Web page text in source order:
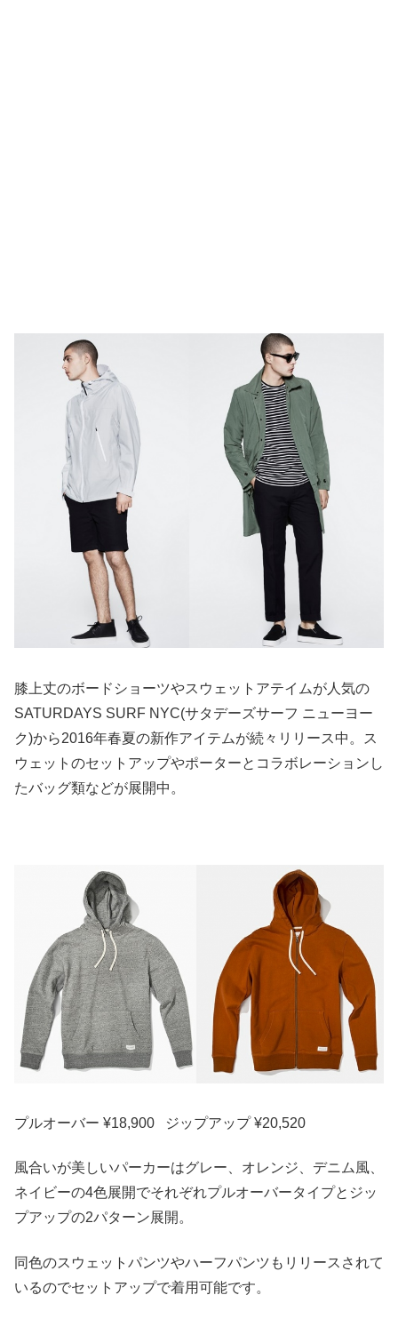
膝上丈のボードショーツやスウェットアテイムが人気の
SATURDAYS SURF NYC(サタデーズサーフ ニューヨー
ク)から2016年春夏の新作アイテムが続々リリース中。ス
ウェットのセットアップやポーターとコラボレーションし
たバッグ類などが展開中。
プルオーバー ¥18,900 ジップアップ ¥20,520
風合いが美しいパーカーはグレー、オレンジ、デニム風、
ネイビーの4色展開でそれぞれプルオーバータイプとジッ
プアップの2パターン展開。
同色のスウェットパンツやハーフパンツもリリースされて
いるのでセットアップで着用可能です。